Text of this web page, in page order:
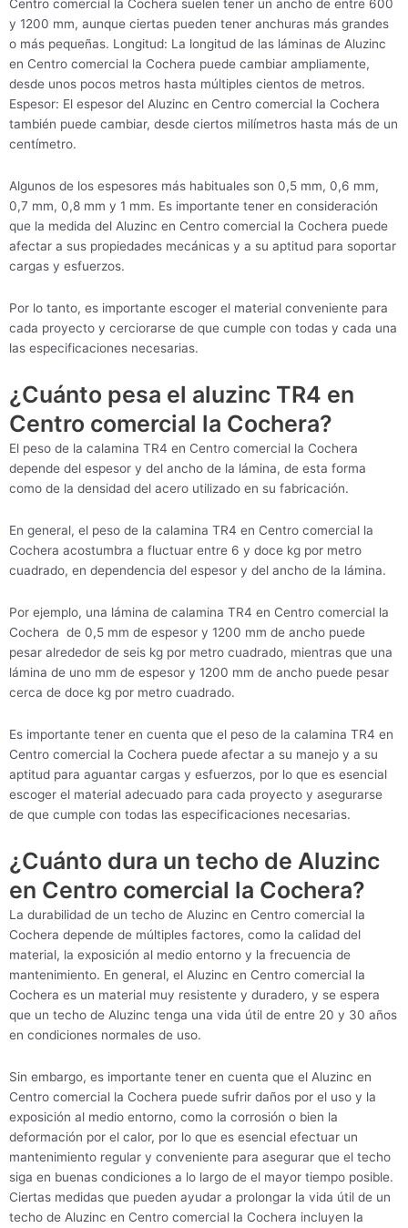
Centro comercial la Cochera suelen tener un ancho de entre 600
y 1200 mm, aunque ciertas pueden tener anchuras más grandes
o más pequeñas. Longitud: La longitud de las láminas de Aluzinc
en Centro comercial la Cochera puede cambiar ampliamente,
desde unos pocos metros hasta múltiples cientos de metros.
Espesor: El espesor del Aluzinc en Centro comercial la Cochera
también puede cambiar, desde ciertos milímetros hasta más de un
centímetro.
Algunos de los espesores más habituales son 0,5 mm, 0,6 mm,
0,7 mm, 0,8 mm y 1 mm. Es importante tener en consideración
que la medida del Aluzinc en Centro comercial la Cochera puede
afectar a sus propiedades mecánicas y a su aptitud para soportar
cargas y esfuerzos.
Por lo tanto, es importante escoger el material conveniente para
cada proyecto y cerciorarse de que cumple con todas y cada una
las especificaciones necesarias.
¿Cuánto pesa el aluzinc TR4 en
Centro comercial la Cochera?
El peso de la calamina TR4 en Centro comercial la Cochera
depende del espesor y del ancho de la lámina, de esta forma
como de la densidad del acero utilizado en su fabricación.
En general, el peso de la calamina TR4 en Centro comercial la
Cochera acostumbra a fluctuar entre 6 y doce kg por metro
cuadrado, en dependencia del espesor y del ancho de la lámina.
Por ejemplo, una lámina de calamina TR4 en Centro comercial la
Cochera de 0,5 mm de espesor y 1200 mm de ancho puede
pesar alrededor de seis kg por metro cuadrado, mientras que una
lámina de uno mm de espesor y 1200 mm de ancho puede pesar
cerca de doce kg por metro cuadrado.
Es importante tener en cuenta que el peso de la calamina TR4 en
Centro comercial la Cochera puede afectar a su manejo y a su
aptitud para aguantar cargas y esfuerzos, por lo que es esencial
escoger el material adecuado para cada proyecto y asegurarse
de que cumple con todas las especificaciones necesarias.
¿Cuánto dura un techo de Aluzinc
en Centro comercial la Cochera?
La durabilidad de un techo de Aluzinc en Centro comercial la
Cochera depende de múltiples factores, como la calidad del
material, la exposición al medio entorno y la frecuencia de
mantenimiento. En general, el Aluzinc en Centro comercial la
Cochera es un material muy resistente y duradero, y se espera
que un techo de Aluzinc tenga una vida útil de entre 20 y 30 años
en condiciones normales de uso.
Sin embargo, es importante tener en cuenta que el Aluzinc en
Centro comercial la Cochera puede sufrir daños por el uso y la
exposición al medio entorno, como la corrosión o bien la
deformación por el calor, por lo que es esencial efectuar un
mantenimiento regular y conveniente para asegurar que el techo
siga en buenas condiciones a lo largo de el mayor tiempo posible.
Ciertas medidas que pueden ayudar a prolongar la vida útil de un
techo de Aluzinc en Centro comercial la Cochera incluyen la